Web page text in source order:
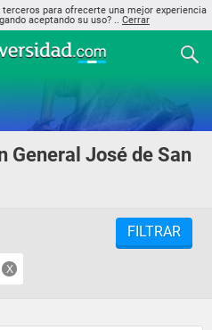
para ofrecerte una mejor experiencia
aceptando su uso? .. Cerrar
General José de San
FILTRAR